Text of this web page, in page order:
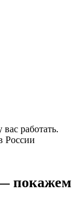
работать.
России
покажем